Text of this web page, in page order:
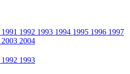
1991 1992 1993 1994 1995 1996 1997
2003 2004
1992 1993